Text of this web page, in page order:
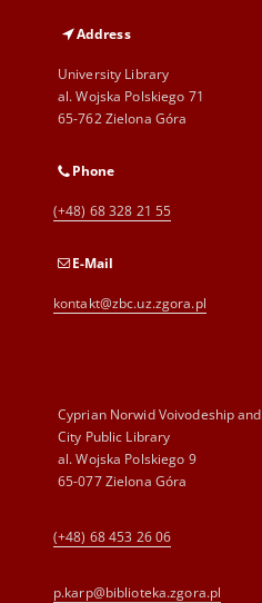
Address
University Library
al. Wojska Polskiego 71
65-762 Zielona Góra
Phone
(+48) 68 328 21 55
E-Mail
kontakt@zbc.uz.zgora.pl
Cyprian Norwid Voivodeship and
City Public Library
al. Wojska Polskiego 9
65-077 Zielona Góra
(+48) 68 453 26 06
p.karp@biblioteka.zgora.pl